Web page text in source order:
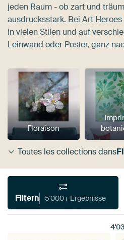
jeden Raum - ob zart und
ausdrucksstark. Bei Art
in vielen Stilen und auf
Leinwand oder Poster, ganz
Floraison
Toutes les collections dans
Filtern 5'000+ Ergebnisse